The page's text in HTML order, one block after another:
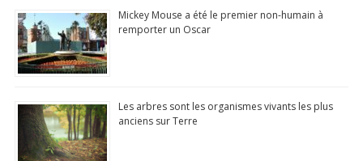
Mickey Mouse a été le premier non-humain à
remporter un Oscar
Les arbres sont les organismes vivants les plus
anciens sur Terre